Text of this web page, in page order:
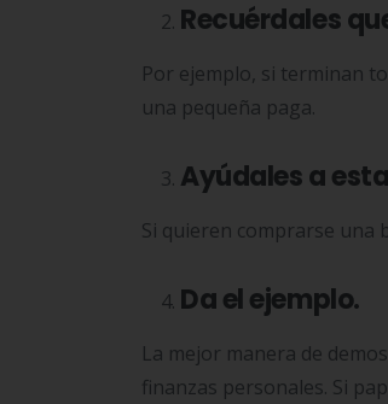
Recuérdales
Por ejemplo, si terminan
una pequeña paga.
Ayúdales a
Si quieren comprarse una
Da el ejemplo.
La mejor manera de
finanzas personales. Si